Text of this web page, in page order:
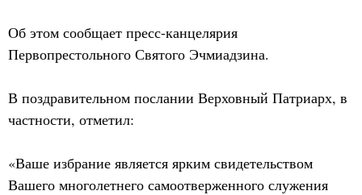
Об этом сообщает пресс-канцелярия
Первопрестольного Святого Эчмиадзина.
В поздравительном послании Верховный Патриарх, в
частности, отметил:
«Ваше избрание является ярким свидетельством
Вашего многолетнего самоотверженного служения